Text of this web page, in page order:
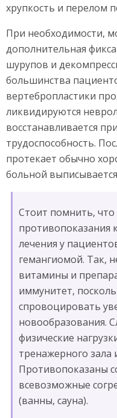
хрупкость и перелом
При необходимости,
дополнительная
шурупов и
большинства
вертебропластики
ликвидируются
восстанавливается
трудоспособность.
протекает обычно
больной
Стоит помнить,
противопоказания
лечения у
гемангиомой. Так,
витамины и
иммунитет,
спровоцировать
новообразования.
физические
тренажерного зала
Противопоказаны
всевозможные
(ванны, сауна).